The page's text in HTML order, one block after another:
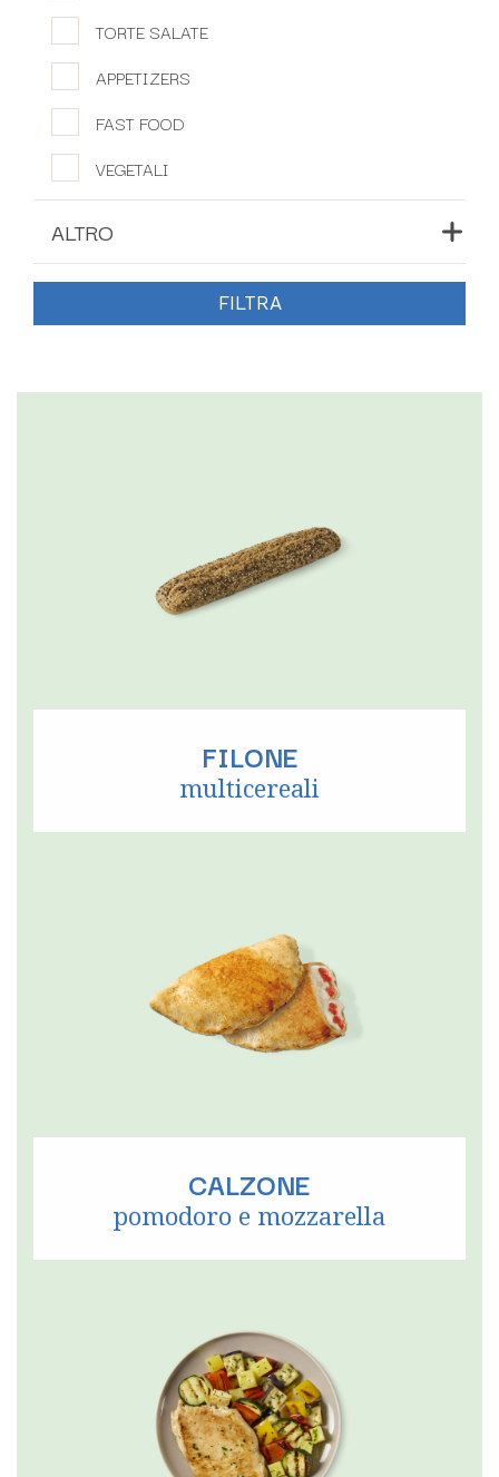
TORTE SALATE
APPETIZERS
FAST FOOD
VEGETALI
ALTRO
NOVITÀ
FILTRA
FILONE
multicereali
CALZONE
pomodoro e mozzarella